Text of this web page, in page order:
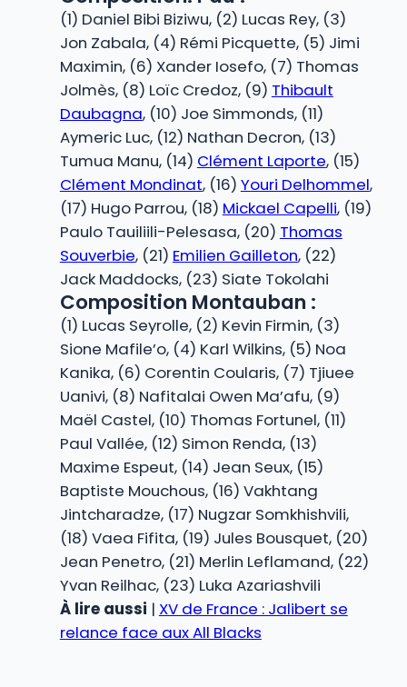
(1) Daniel Bibi Biziwu, (2) Lucas Rey, (3)
Jon Zabala, (4) Rémi Picquette, (5) Jimi
Maximin, (6) Xander Iosefo, (7) Thomas
Jolmès, (8) Loïc Credoz, (9) Thibault
Daubagna, (10) Joe Simmonds, (11)
Aymeric Luc, (12) Nathan Decron, (13)
Tumua Manu, (14) Clément Laporte, (15)
Clément Mondinat, (16) Youri Delhommel,
(17) Hugo Parrou, (18) Mickael Capelli, (19)
Paulo Tauiliili-Pelesasa, (20) Thomas
Souverbie, (21) Emilien Gailleton, (22)
Jack Maddocks, (23) Siate Tokolahi
Composition Montauban :
(1) Lucas Seyrolle, (2) Kevin Firmin, (3)
Sione Mafile’o, (4) Karl Wilkins, (5) Noa
Kanika, (6) Corentin Coularis, (7) Tjiuee
Uanivi, (8) Nafitalai Owen Ma’afu, (9)
Maël Castel, (10) Thomas Fortunel, (11)
Paul Vallée, (12) Simon Renda, (13)
Maxime Espeut, (14) Jean Seux, (15)
Baptiste Mouchous, (16) Vakhtang
Jintcharadze, (17) Nugzar Somkhishvili,
(18) Vaea Fifita, (19) Jules Bousquet, (20)
Jean Penetro, (21) Merlin Leflamand, (22)
Yvan Reilhac, (23) Luka Azariashvili
À lire aussi | XV de France : Jalibert se
relance face aux All Blacks